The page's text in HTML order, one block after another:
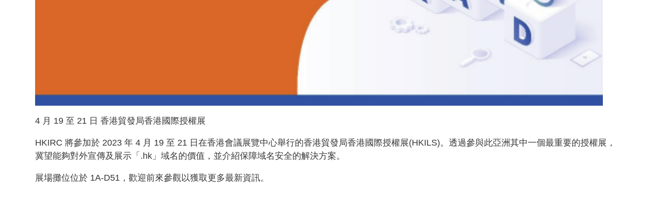
4 月 19 至 21 日 香港貿發局香港國際授權展
HKIRC 將參加於 2023 年 4 月 19 至 21 日在香港會議展覽中心舉行的香港貿發局香港國際授權展(HKILS)。透過參與此亞洲其中一個最重要的授權展，
冀望能夠對外宣傳及展示「.hk」域名的價值，並介紹保障域名安全的解決方案。
展場攤位位於 1A-D51，歡迎前來參觀以獲取更多最新資訊。